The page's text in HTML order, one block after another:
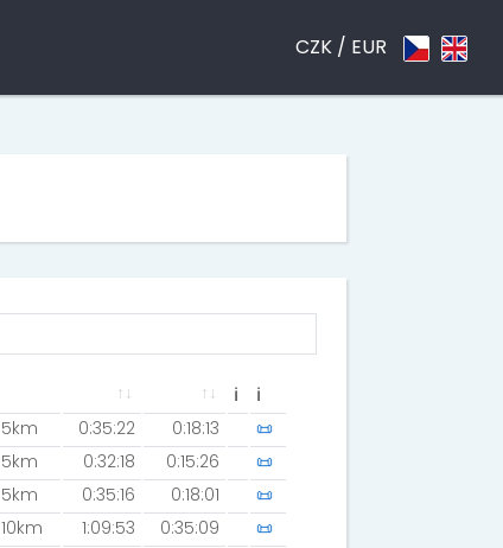
CZK / EUR
ℹ
ℹ
5km 0:35:22 0:18:13
📜
5km 0:32:18 0:15:26
📜
5km 0:35:16 0:18:01
📜
10km 1:09:53 0:35:09
📜